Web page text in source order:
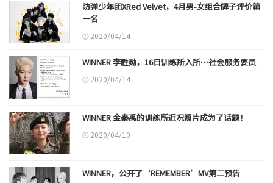
防弹少年团XRed Velvet，4月男-女组合牌子评价第
一名
2020/04/14
WINNER 李胜勋，16日训练所入所…社会服务要员
2020/04/14
WINNER 金秦禹的训练所近况照片成为了话题！
2020/04/10
WINNER，公开了‘REMEMBER’MV第二预告